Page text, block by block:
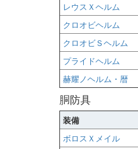
レウスＸヘルム
クロオビヘルム
クロオビＳヘルム
プライドヘルム
赫耀ノヘルム・暦
胴防具
装備
ボロスＸメイル